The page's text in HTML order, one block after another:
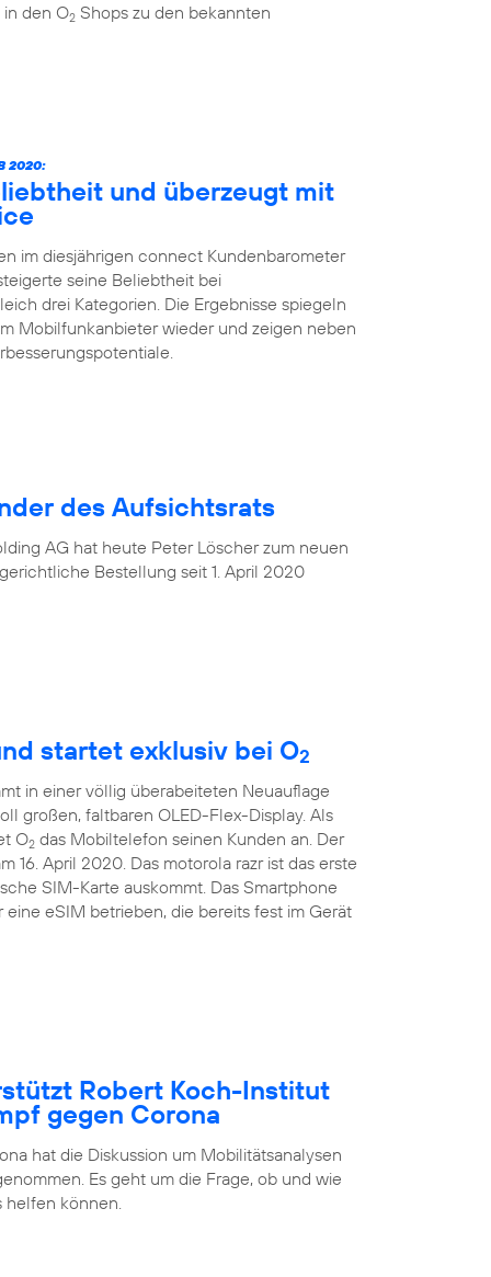
den O2 Shops zu den bekannten
2020:
und überzeugt mit
im diesjährigen connect Kundenbarometer
seine Beliebtheit bei
drei Kategorien. Die Ergebnisse spiegeln
Mobilfunkanbieter wieder und zeigen neben
des Aufsichtsrats
AG hat heute Peter Löscher zum neuen
Bestellung seit 1. April 2020
startet exklusiv bei O2
in einer völlig überabeiteten Neuauflage
großen, faltbaren OLED-Flex-Display. Als
O2 das Mobiltelefon seinen Kunden an. Der
16. April 2020. Das motorola razr ist das erste
SIM-Karte auskommt. Das Smartphone
eSIM betrieben, die bereits fest im Gerät
Robert Koch-Institut
gegen Corona
hat die Diskussion um Mobilitätsanalysen
Es geht um die Frage, ob und wie
helfen können.